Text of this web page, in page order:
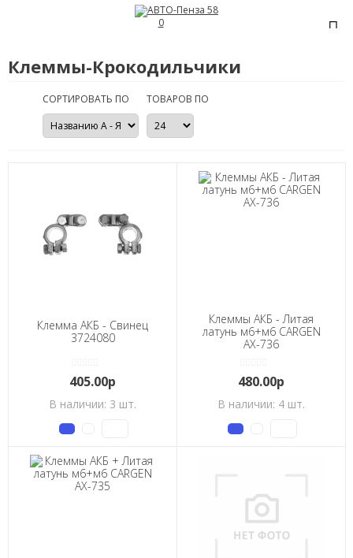
0
Клеммы-Крокодильчики
СОРТИРОВАТЬ ПО ТОВАРОВ ПО
Клемма АКБ - Свинец
3724080
405.00р
В наличии: 3 шт.
Клеммы АКБ - Литая
латунь м6+м6 CARGEN
АХ-736
480.00р
В наличии: 4 шт.